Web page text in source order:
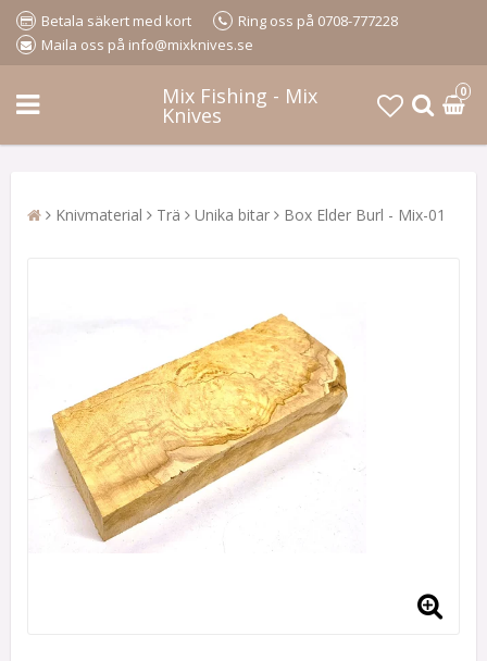
Betala säkert med kort
Ring oss på 0708-777228
Maila oss på info@mixknives.se
Mix Fishing - Mix
Knives
0
Knivmaterial Trä Unika bitar Box Elder Burl - Mix-01